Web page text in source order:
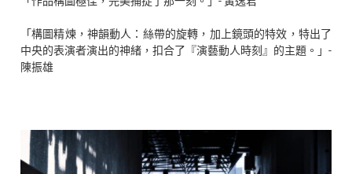
「構圖精煉，神韻動人：絲帶的旋轉，加上鏡頭的特效，特出了
中央的表演者演出的神緒，扣合了『演藝動人時刻』的主題。」-
陳振雄